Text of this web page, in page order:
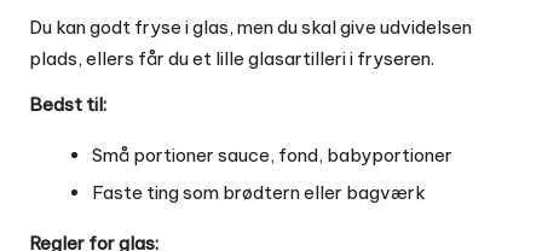
Du kan godt fryse i glas, men du skal give udvidelsen
plads, ellers får du et lille glasartilleri i fryseren.
Bedst til:
Små portioner sauce, fond, babyportioner
Faste ting som brødtern eller bagværk
Regler for glas: